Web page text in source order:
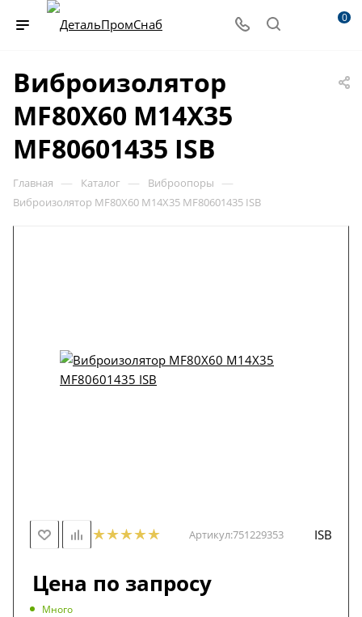
0
Виброизолятор
MF80X60 M14X35
MF80601435 ISB
Главная — Каталог — Виброопоры —
Виброизолятор MF80X60 M14X35 MF80601435 ISB
Артикул:751229353 ISB
Цена по запросу
Много